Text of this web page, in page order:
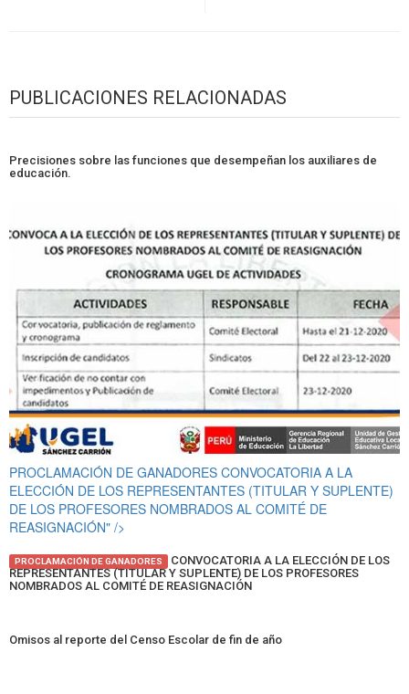
PUBLICACIONES RELACIONADAS
Precisiones sobre las funciones que desempeñan los auxiliares de
educación.
PROCLAMACIÓN DE GANADORES CONVOCATORIA A LA
ELECCIÓN DE LOS REPRESENTANTES (TITULAR Y SUPLENTE)
DE LOS PROFESORES NOMBRADOS AL COMITÉ DE
REASIGNACIÓN" />
PROCLAMACIÓN DE GANADORES
CONVOCATORIA A LA ELECCIÓN DE LOS
REPRESENTANTES (TITULAR Y SUPLENTE) DE LOS PROFESORES
NOMBRADOS AL COMITÉ DE REASIGNACIÓN
Omisos al reporte del Censo Escolar de fin de año